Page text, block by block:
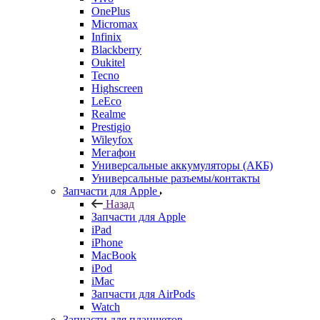
OnePlus
Micromax
Infinix
Blackberry
Oukitel
Tecno
Highscreen
LeEco
Realme
Prestigio
Wileyfox
Мегафон
Универсальные аккумуляторы (АКБ)
Универсальные разъемы/контакты
Запчасти для Apple
Назад
Запчасти для Apple
iPad
iPhone
MacBook
iPod
iMac
Запчасти для AirPods
Watch